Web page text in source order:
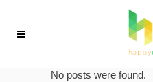
No posts were found.